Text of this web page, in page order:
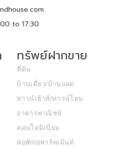
to 17:30
ทรัพย์ฝากขาย
ที่ดิน
บ้านเดี่ยว/บ้านแฝด
ทาวน์เฮ้าส์/ทาวน์โฮม
อาคารพาณิชย์
คอนโดมิเนียม
หอพัก/อพาร์ทเม้นท์